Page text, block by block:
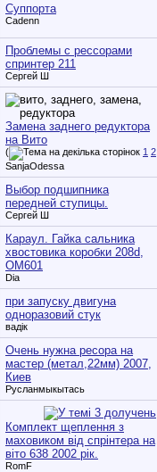
Суппорта
Cadenn
Проблемы с рессорами
спринтер 211
Сергей Ш
Замена заднего редуктора
на Вито
( 1 2
SanjaOdessa
Выбор подшипника
передней ступицы.
Сергей Ш
Караул. Гайка сальника
хвостовика коробки 208d,
ОМ601
Dia
при запуску двигуна
одноразовий стук
вадік
Очень нужна ресора на
мастер (метал,22мм) 2007,
Киев
Русланмыкытась
Комплект щеплення з
маховиком від спрінтера на
віто 638 2002 рік.
RomF